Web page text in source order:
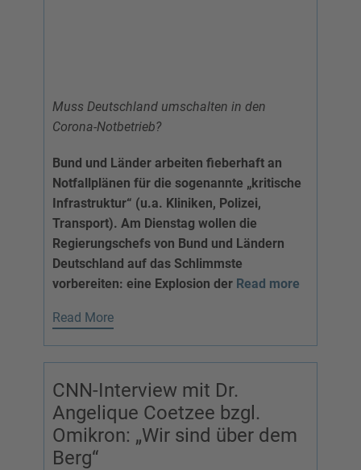
Muss Deutschland umschalten in den
Corona-Notbetrieb?
Bund und Länder arbeiten fieberhaft an
Notfallplänen für die sogenannte „kritische
Infrastruktur“ (u.a. Kliniken, Polizei,
Transport). Am Dienstag wollen die
Regierungschefs von Bund und Ländern
Deutschland auf das Schlimmste
vorbereiten: eine Explosion der Read more
Read More
CNN-Interview mit Dr.
Angelique Coetzee bzgl.
Omikron: „Wir sind über dem
Berg“